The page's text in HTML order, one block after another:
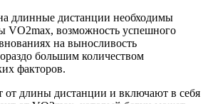
длинные дистанции необходимы
VO2max, возможность успешного
на выносливость
большим количеством
факторов.
от длины дистанции и включают в себя